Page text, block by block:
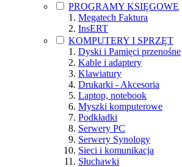
PROGRAMY KSIĘGOWE
Megatech Faktura
InsERT
KOMPUTERY I SPRZĘT
Dyski i Pamięci przenośne
Kable i adaptery
Klawiatury
Drukarki - Akcesoria
Laptop, notebook
Myszki komputerowe
Podkładki
Serwery PC
Serwery Synology
Sieci i komunikacja
Słuchawki